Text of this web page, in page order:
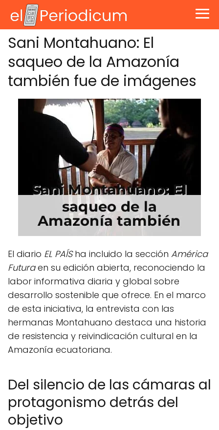
Sani Montahuano: El
saqueo de la Amazonía
también fue de imágenes
El diario EL PAÍSha incluido la sección América
Futuraen su edición abierta, reconociendo la
labor informativa diaria y global sobre
desarrollo sostenible que ofrece. En el marco
de esta iniciativa, la entrevista con las
hermanas Montahuano destaca una historia
de resistencia y reivindicación cultural en la
Amazonía ecuatoriana.
Del silencio de las cámaras al
protagonismo detrás del
objetivo